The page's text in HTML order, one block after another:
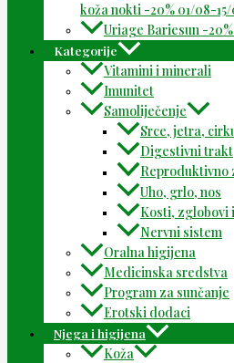
koža nokti -20% 01/08-
Uriage Bariesun -
Kategorije
Vitamini i minerali
Imunitet
Samoliječenje
Srce, jetra,
Digestivni trakt
Reproduktivno
Uho, grlo, nos
Kosti, zglobovi
Nervni sistem
Oralna higijena
Medicinska sredstva
Program za sunčanje
Erotski dodaci
Njega i higijena
Koža